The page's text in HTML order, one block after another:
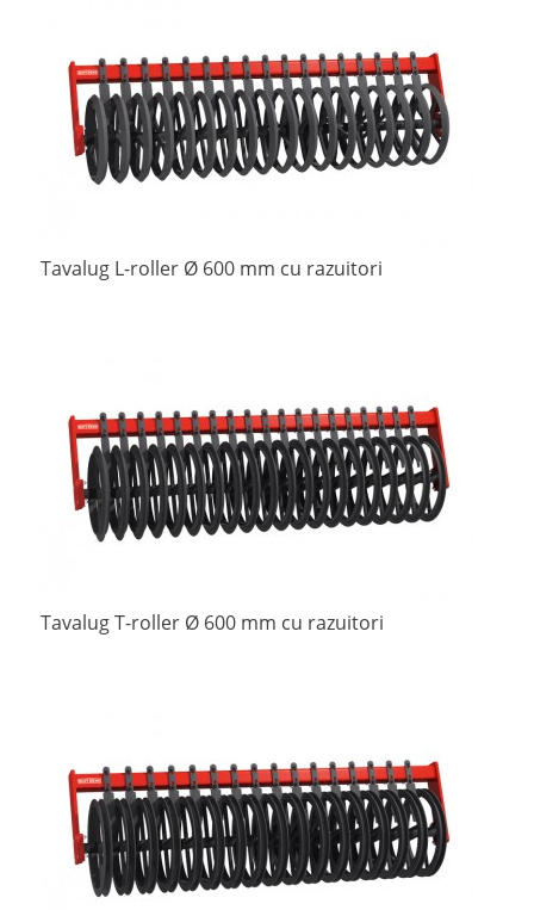
Tavalug L-roller Ø 600 mm cu razuitori
Tavalug T-roller Ø 600 mm cu razuitori